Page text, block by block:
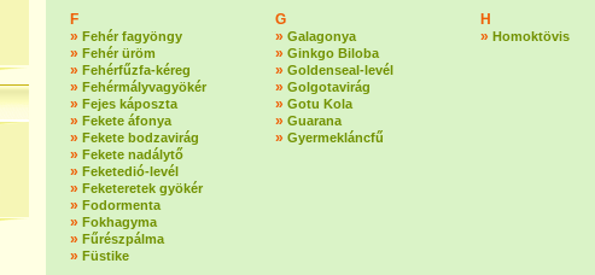
F
» Fehér fagyöngy
» Fehér üröm
» Fehérfűzfa-kéreg
» Fehérmályvagyökér
» Fejes káposzta
» Fekete áfonya
» Fekete bodzavirág
» Fekete nadálytő
» Feketedió-levél
» Feketeretek gyökér
» Fodormenta
» Fokhagyma
» Fűrészpálma
» Füstike
G
» Galagonya
» Ginkgo Biloba
» Goldenseal-levél
» Golgotavirág
» Gotu Kola
» Guarana
» Gyermekláncfű
H
» Homoktövis